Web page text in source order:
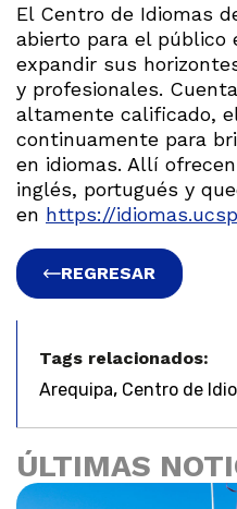
El Centro de Idiomas
abierto para el público
expandir sus
y profesionales.
altamente calificado,
continuamente para
en idiomas. Allí
inglés, portugués y
en https://
REGRESAR
Tags relacionados:
Arequipa, Centro de
ÚLTIMAS